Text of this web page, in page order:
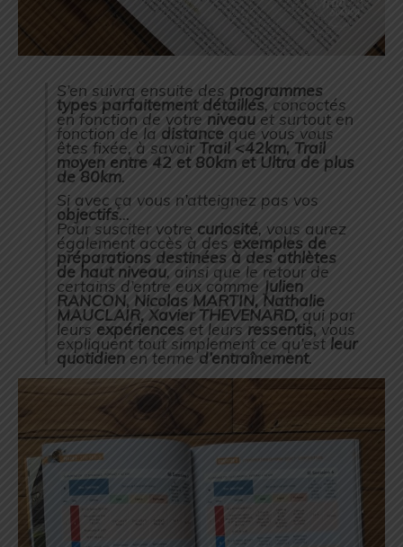
S’en suivra ensuite des programmes
types parfaitement détaillés, concoctés
en fonction de votre niveau et surtout en
fonction de la distance que vous vous
êtes fixée, à savoir Trail <42km, Trail
moyen entre 42 et 80km et Ultra de plus
de 80km.
Si avec ça vous n’atteignez pas vos
objectifs…
Pour susciter votre curiosité, vous aurez
également accès à des exemples de
préparations destinées à des athlètes
de haut niveau, ainsi que le retour de
certains d’entre eux comme Julien
RANCON, Nicolas MARTIN, Nathalie
MAUCLAIR, Xavier THEVENARD, qui par
leurs expériences et leurs ressentis, vous
expliquent tout simplement ce qu’est leur
quotidien en termed’entraînement.